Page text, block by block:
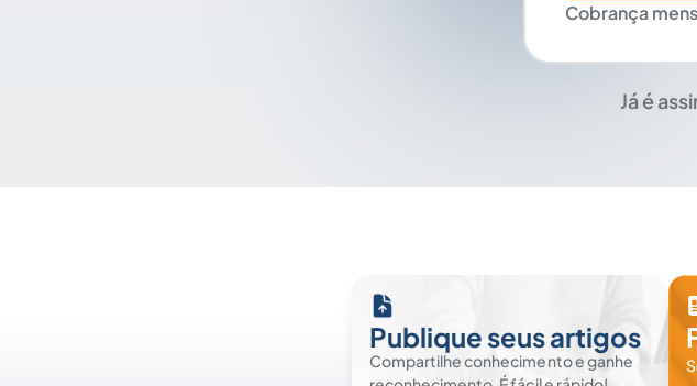
Cobrança
Já é
Publique seus artigos
Compartilhe conhecimento e ganhe